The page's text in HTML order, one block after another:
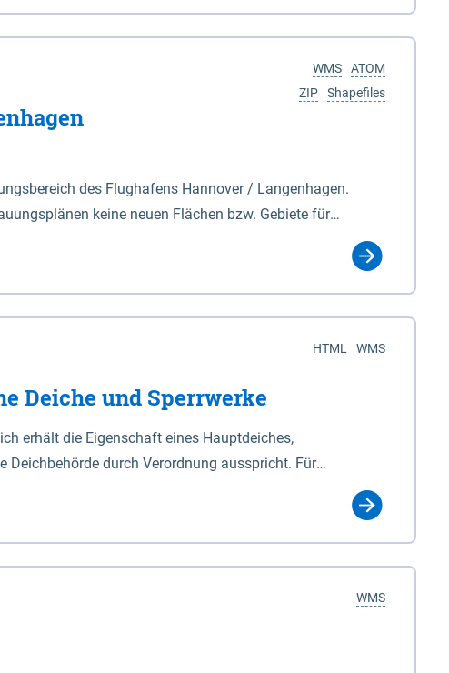
im Osten und Hohnstorf (Elbe) im Westen
Das Biosphärenreservat umfasst Teile der Landkreise
ATOM
WMS
Shapefiles
ZIP
des Flughafens Hannover / Langenhagen.
keine neuen Flächen bzw. Gebiete für
WMS
HTML
Deiche und Sperrwerke
erhält die Eigenschaft eines Hauptdeiches,
Deichbehörde durch Verordnung ausspricht. Für
Deichgesetzes (NDG). Die Widmung "2.Deichlinie" ist
zu dienen bestimmt sind (§2 Abs.3 NDG). Ein Bauwerk
Widmung, die die Deichbehörde durch Verordnung
WMS